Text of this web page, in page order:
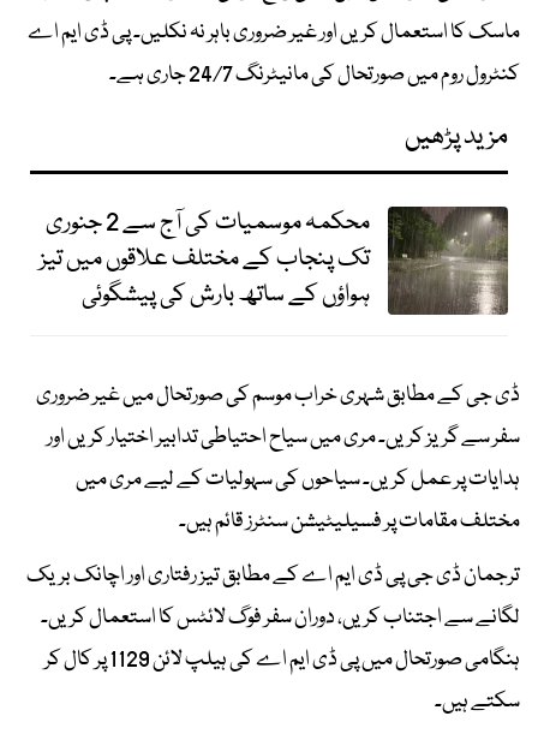
ماسک کا استعمال کریں اور غیر ضروری باہر نہ نکلیں۔ پی ڈی ایم اے
کنٹرول روم میں صورتحال کی مانیٹرنگ 24/7 جاری ہے۔
مزید پڑھیں
محکمہ موسمیات کی آج سے 2 جنوری
تک پنجاب کے مختلف علاقوں میں تیز
ہواؤں کے ساتھ بارش کی پیشگوئی
ڈی جی کے مطابق شہری خراب موسم کی صورتحال میں غیر ضروری
سفر سے گریز کریں۔ مری میں سیاح احتیاطی تدابیر اختیار کریں اور
ہدایات پر عمل کریں۔ سیاحوں کی سہولیات کے لیے مری میں
مختلف مقامات پر فسیلیٹیشن سنٹرز قائم ہیں۔
ترجمان ڈی جی پی ڈی ایم اے کے مطابق تیز رفتاری اور اچانک بریک
لگانے سے اجتناب کریں، دوران سفر فوگ لائٹس کا استعمال کریں۔
ہنگامی صورتحال میں پی ڈی ایم اے کی ہیلپ لائن 1129 پر کال کر
سکتے ہیں۔